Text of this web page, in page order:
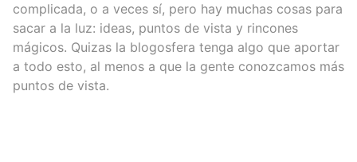
complicada, o a veces sí, pero hay muchas cosas para
sacar a la luz: ideas, puntos de vista y rincones
mágicos. Quizas la blogosfera tenga algo que aportar
a todo esto, al menos a que la gente conozcamos más
puntos de vista.